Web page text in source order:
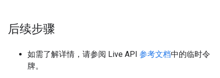
后续步骤
如需了解详情，请参阅 Live API 参考文档中的临时令
牌。